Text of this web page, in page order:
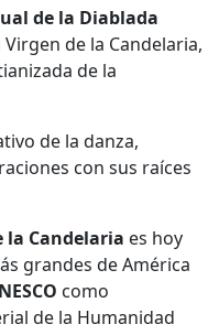
de la Diablada
de la Candelaria,
de la
de la danza,
con sus raíces
la Candelaria es hoy
grandes de América
como
de la Humanidad